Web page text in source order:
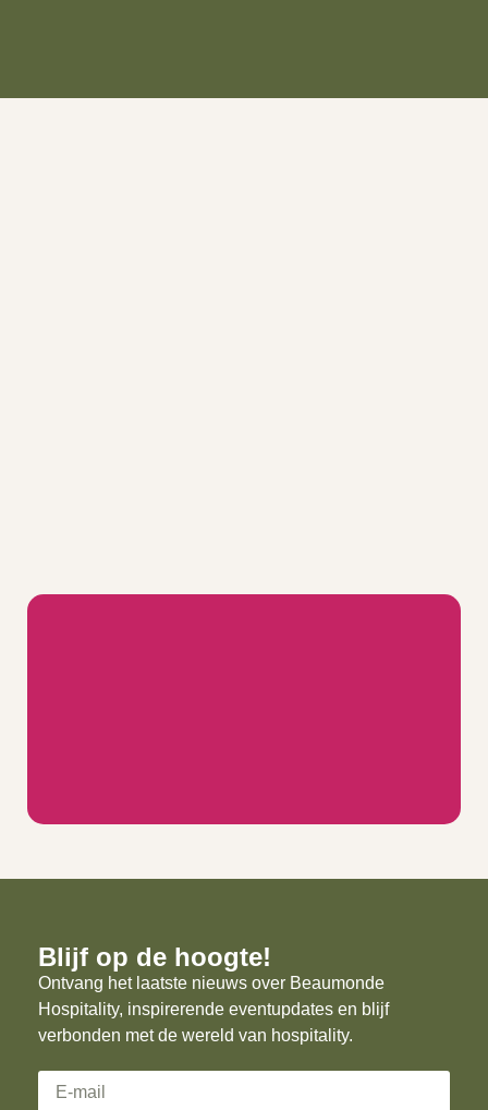
Blijf op de hoogte!
Ontvang het laatste nieuws over Beaumonde
Hospitality, inspirerende eventupdates en blijf
verbonden met de wereld van hospitality.